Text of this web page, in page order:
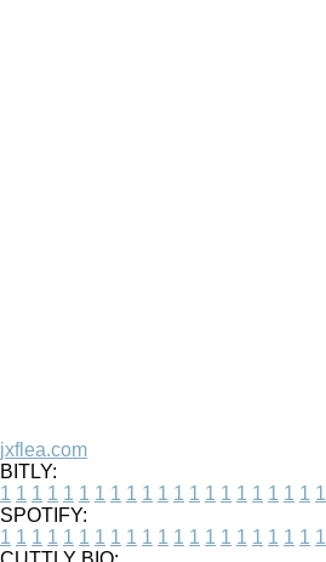
jxflea.com
BITLY:
1 1 1 1 1 1 1 1 1 1 1 1 1 1 1 1 1 1 1 1 1
SPOTIFY:
1 1 1 1 1 1 1 1 1 1 1 1 1 1 1 1 1 1 1 1 1